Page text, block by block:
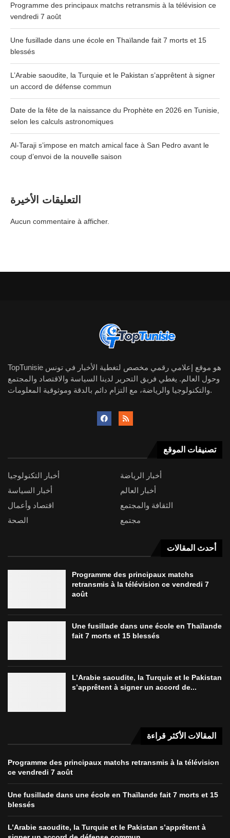
Programme des principaux matchs retransmis à la télévision ce
vendredi 7 août
Une fusillade dans une école en Thaïlande fait 7 morts et 15
blessés
L’Arabie saoudite, la Turquie et le Pakistan s’apprêtent à signer
un accord de défense commun
Date de la fête de la naissance du Prophète en 2026 en Tunisie,
selon les calculs astronomiques
Al-Taraji s’impose en match amical face à San Pedro avant le
coup d’envoi de la nouvelle saison
التعليقات الأخيرة
Aucun commentaire à afficher.
TopTunisie هو موقع إعلامي رقمي مخصص لتغطية الأخبار في تونس
وحول العالم. يغطي فريق التحرير لدينا السياسة والاقتصاد والمجتمع
والتكنولوجيا والرياضة، مع التزام دائم بالدقة وموثوقية المعلومات.
تصنيفات الموقع
أخبار التكنولوجيا
أخبار الرياضة
أخبار السياسة
أخبار العالم
اقتصاد وأعمال
الثقافة والمجتمع
الصحة
مجتمع
أحدث المقالات
Programme des principaux matchs
retransmis à la télévision ce vendredi 7
août
Une fusillade dans une école en Thaïlande
fait 7 morts et 15 blessés
L’Arabie saoudite, la Turquie et le Pakistan
s’apprêtent à signer un accord de...
المقالات الأكثر قراءة
Programme des principaux matchs retransmis à la télévision
ce vendredi 7 août
Une fusillade dans une école en Thaïlande fait 7 morts et 15
blessés
L’Arabie saoudite, la Turquie et le Pakistan s’apprêtent à